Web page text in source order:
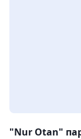
"Nur Otan"